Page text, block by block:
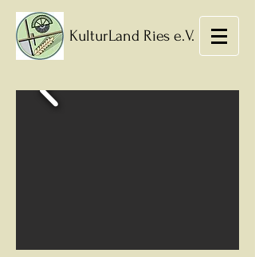
KulturLand Ries e.V.